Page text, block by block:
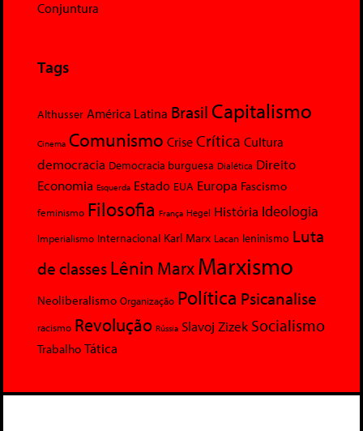
Conjuntura
Tags
Althusser América Latina Brasil Capitalismo
Cinema Comunismo Crise Crítica Cultura
democracia Democracia burguesa Dialética Direito
Economia Esquerda Estado EUA Europa Fascismo
feminismo Filosofia França Hegel História Ideologia
Imperialismo Internacional Karl Marx Lacan leninismo Luta
de classesLênin MarxMarxismo
Neoliberalismo Organização Política Psicanalise
racismo Revolução Rússia Slavoj Zizek Socialismo
Trabalho Tática